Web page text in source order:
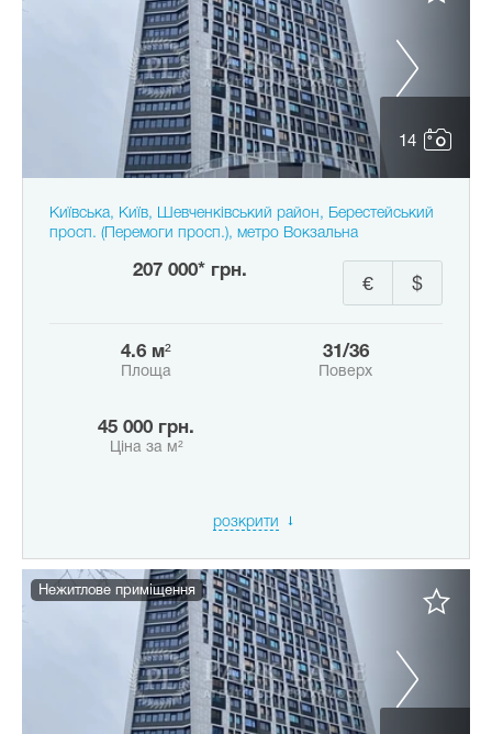
14
Київська, Київ, Шевченківський район, Берестейський
просп. (Перемоги просп.), метро Вокзальна
207 000* грн.
$
€
4.6 м²
Площа
31/36
Поверх
45 000 грн.
Ціна за м²
розкрити
Нежитлове приміщення